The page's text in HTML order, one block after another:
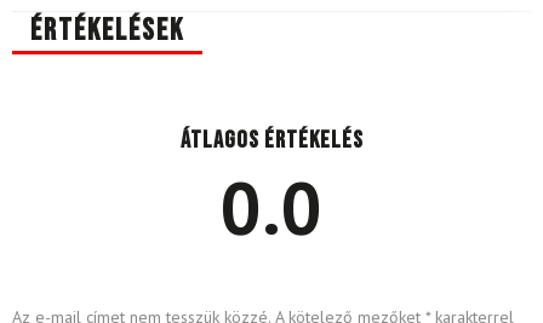
Értékelések
Átlagos értékelés
0.0
Az e-mail címet nem tesszük közzé. A kötelező mezőket *karakterrel